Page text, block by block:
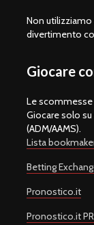
Non
divertimento
Giocare
Le scommesse
Giocare solo
(ADM/AAMS).
Lista
Betting
Pronostico.it
Pronostico.it